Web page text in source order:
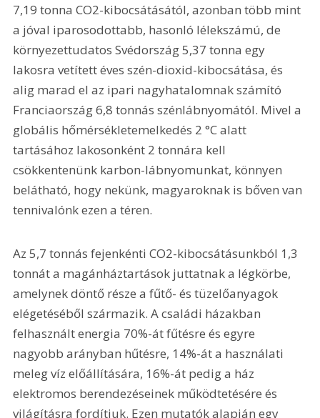
7,19 tonna CO2-kibocsátásától, azonban több mint
a jóval iparosodottabb, hasonló lélekszámú, de
környezettudatos Svédország 5,37 tonna egy
lakosra vetített éves szén-dioxid-kibocsátása, és
alig marad el az ipari nagyhatalomnak számító
Franciaország 6,8 tonnás szénlábnyomától. Mivel a
globális hőmérsékletemelkedés 2 °C alatt
tartásához lakosonként 2 tonnára kell
csökkentenünk karbon-lábnyomunkat, könnyen
belátható, hogy nekünk, magyaroknak is bőven van
tennivalónk ezen a téren.
Az 5,7 tonnás fejenkénti CO2-kibocsá­tásunkból 1,3
tonnát a magánháztartások juttatnak a légkörbe,
amelynek döntő része a fűtő- és tüzelőanyagok
elégetéséből származik. A családi házakban
felhasznált energia 70%-át fűtésre és egyre
nagyobb arányban hűtésre, 14%-át a használati
meleg víz előállítására, 16%-át pedig a ház
elektromos berendezéseinek működtetésére és
világításra fordítjuk. Ezen mutatók alapján egy